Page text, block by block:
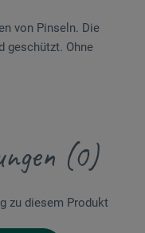
von Pinseln. Die
geschützt. Ohne
(0)
zu diesem Produkt